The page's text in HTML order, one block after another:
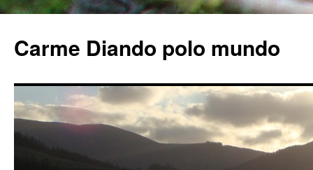
Carme Diando polo mundo